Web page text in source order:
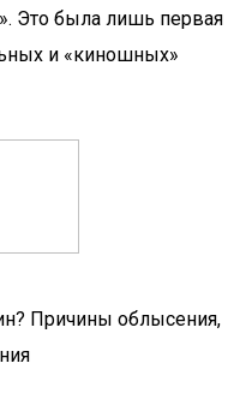
Это была лишь первая
и «киношных»
Причины облысения,